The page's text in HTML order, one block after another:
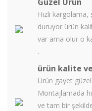
Hızlı
duruyor ürün
var ama olur o
.
ürün kalite
Ürün gayet
Montajlamada
ve tam bir